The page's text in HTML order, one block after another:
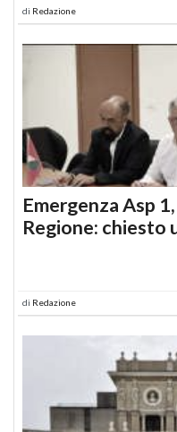
di Redazione
Emergenza Asp
Regione: chiesto
di Redazione